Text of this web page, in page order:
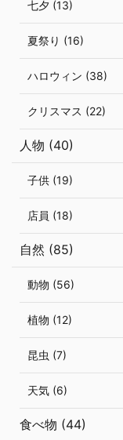
七夕 (13)
夏祭り (16)
ハロウィン (38)
クリスマス (22)
人物 (40)
子供 (19)
店員 (18)
自然 (85)
動物 (56)
植物 (12)
昆虫 (7)
天気 (6)
食べ物 (44)